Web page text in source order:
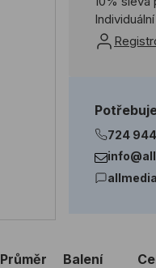
724
Průměr
Balení